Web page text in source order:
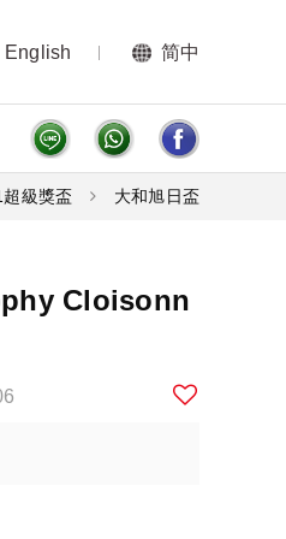
English 简中
超級獎盃 大和旭日盃
Cloisonn